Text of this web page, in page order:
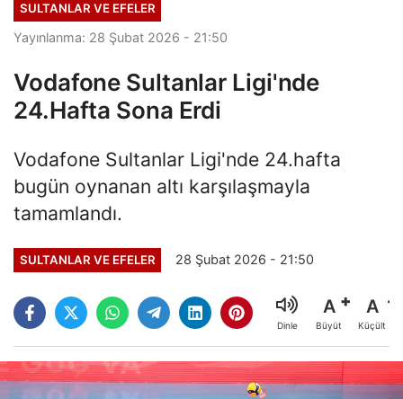
SULTANLAR VE EFELER
Yayınlanma: 28 Şubat 2026 - 21:50
Vodafone Sultanlar Ligi'nde
24.Hafta Sona Erdi
Vodafone Sultanlar Ligi'nde 24.hafta
bugün oynanan altı karşılaşmayla
tamamlandı.
SULTANLAR VE EFELER 28 Şubat 2026 - 21:50
Dinle
A
Büyüt
A
Küçült